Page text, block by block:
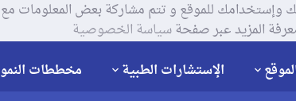
المزيد عبر صفحةسياسة الخصوصية
الإستشارات الطبية مخططات النمو